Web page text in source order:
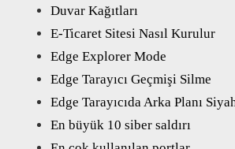
Duvar Kağıtları
E-Ticaret Sitesi Nasıl Kurulur
Edge Explorer Mode
Edge Tarayıcı Geçmişi Silme
Edge Tarayıcıda Arka Planı
En büyük 10 siber saldırı